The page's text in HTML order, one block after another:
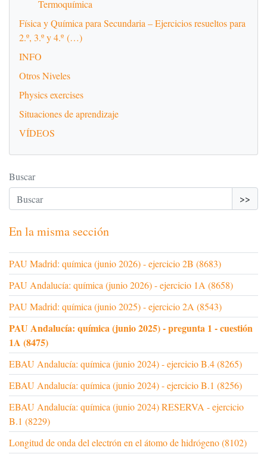
Termoquímica
Física y Química para Secundaria – Ejercicios resueltos para
2.º, 3.º y 4.º (…)
INFO
Otros Niveles
Physics exercises
Situaciones de aprendizaje
VÍDEOS
Buscar
>>
En la misma sección
PAU Madrid: química (junio 2026) - ejercicio 2B (8683)
PAU Andalucía: química (junio 2026) - ejercicio 1A (8658)
PAU Madrid: química (junio 2025) - ejercicio 2A (8543)
PAU Andalucía: química (junio 2025) - pregunta 1 - cuestión
1A (8475)
EBAU Andalucía: química (junio 2024) - ejercicio B.4 (8265)
EBAU Andalucía: química (junio 2024) - ejercicio B.1 (8256)
EBAU Andalucía: química (junio 2024) RESERVA - ejercicio
B.1 (8229)
Longitud de onda del electrón en el átomo de hidrógeno (8102)